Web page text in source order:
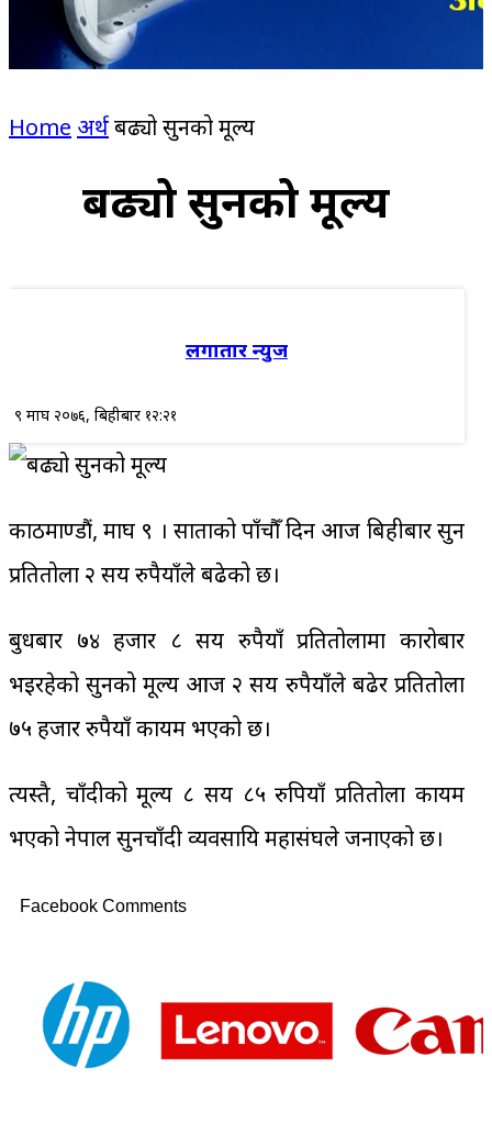
Home अर्थबढ्यो सुनको मूल्य
बढ्यो सुनको मूल्य
लगातार न्युज
९ माघ २०७६, बिहीबार १२:२१
काठमाण्डौं, माघ ९ । साताको पाँचौँ दिन आज बिहीबार सुन
प्रतितोला २ सय रुपैयाँले बढेको छ।
बुधबार ७४ हजार ८ सय रुपैयाँ प्रतितोलामा कारोबार
भइरहेको सुनको मूल्य आज २ सय रुपैयाँले बढेर प्रतितोला
७५ हजार रुपैयाँ कायम भएको छ।
त्यस्तै, चाँदीको मूल्य ८ सय ८५ रुपियाँ प्रतितोला कायम
भएको नेपाल सुनचाँदी व्यवसायि महासंघले जनाएको छ।
Facebook Comments